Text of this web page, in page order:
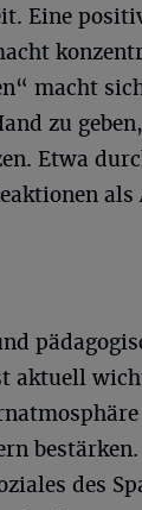
Eine
macht
zu
Etwa
aktuell
des